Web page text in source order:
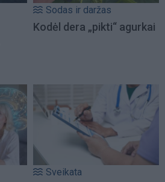
Sodas ir daržas
Kodėl dera „pikti“ agurkai
Sveikata